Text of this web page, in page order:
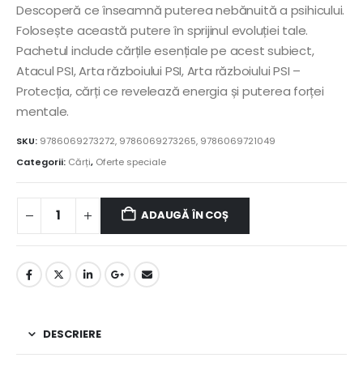
Descoperă ce înseamnă puterea nebănuită a psihicului.
Folosește această putere în sprijinul evoluției tale.
Pachetul include cărțile esențiale pe acest subiect,
Atacul PSI, Arta războiului PSI, Arta războiului PSI –
Protecția, cărți ce revelează energia și puterea forței
mentale.
SKU: 9786069273272, 9786069273265, 9786069721049
Categorii: Cărți, Oferte speciale
ADAUGĂ ÎN COȘ
DESCRIERE